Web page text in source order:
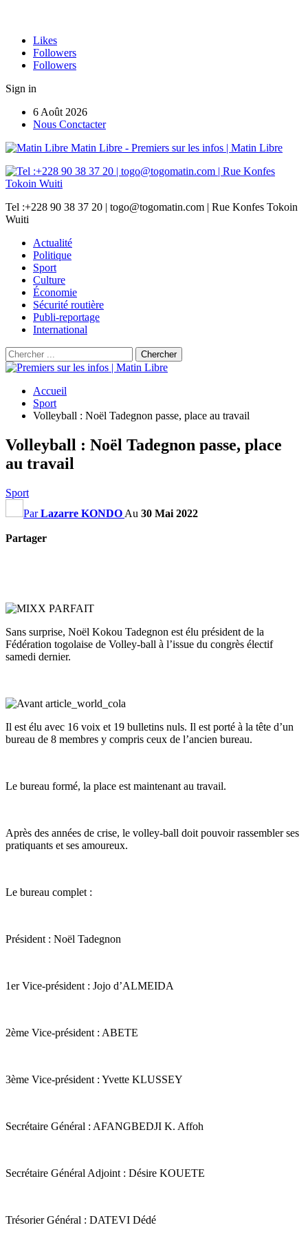
Likes
Followers
Followers
Sign in
6 Août 2026
Nous Conctacter
Matin Libre - Premiers sur les infos | Matin Libre
Tel :+228 90 38 37 20 | togo@togomatin.com | Rue Konfes Tokoin
Wuiti
Actualité
Politique
Sport
Culture
Économie
Sécurité routière
Publi-reportage
International
Accueil
Sport
Volleyball : Noël Tadegnon passe, place au travail
Volleyball : Noël Tadegnon passe, place
au travail
Sport
ParLazarre KONDO Au 30 Mai 2022
Partager
Sans surprise, Noël Kokou Tadegnon est élu président de la
Fédération togolaise de Volley-ball à l’issue du congrès électif
samedi dernier.
Il est élu avec 16 voix et 19 bulletins nuls. Il est porté à la tête d’un
bureau de 8 membres y compris ceux de l’ancien bureau.
Le bureau formé, la place est maintenant au travail.
Après des années de crise, le volley-ball doit pouvoir rassembler ses
pratiquants et ses amoureux.
Le bureau complet :
Président : Noël Tadegnon
1er Vice-président : Jojo d’ALMEIDA
2ème Vice-président : ABETE
3ème Vice-président : Yvette KLUSSEY
Secrétaire Général : AFANGBEDJI K. Affoh
Secrétaire Général Adjoint : Désire KOUETE
Trésorier Général : DATEVI Dédé